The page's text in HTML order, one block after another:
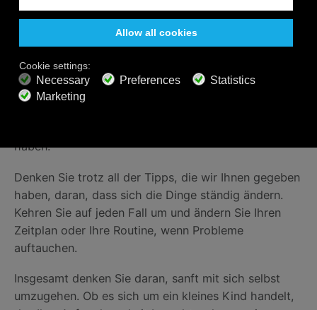
Von zu Hause aus zu arbeiten ist nicht mehr wie
früher. Es ist eine ganz neue Realität. Stellen Sie
sprechen. Das kann dazu beitragen, tiefere
Beziehungen zu den Kollegen zu fördern und ein
haben.
Denken Sie trotz all der Tipps, die wir Ihnen gegeben
haben, daran, dass sich die Dinge ständig ändern.
Kehren Sie auf jeden Fall um und ändern Sie Ihren
Zeitplan oder Ihre Routine, wenn Probleme
auftauchen.
Insgesamt denken Sie daran, sanft mit sich selbst
umzugehen. Ob es sich um ein kleines Kind handelt,